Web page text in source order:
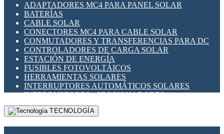
ADAPTADORES MC4 PARA PANEL SOLAR
BATERÍAS
CABLE SOLAR
CONECTORES MC4 PARA CABLE SOLAR
CONMUTADORES Y TRANSFERENCIAS PARA DC
CONTROLADORES DE CARGA SOLAR
ESTACIÓN DE ENERGÍA
FUSIBLES FOTOVOLTÁICOS
HERRAMIENTAS SOLARES
INTERRUPTORES AUTOMÁTICOS SOLARES
INTERRUPTORES - SECCIONADORES
FOTOVOLTÁICOS
MONTAJE PANEL SOLAR
TECNOLOGÍA